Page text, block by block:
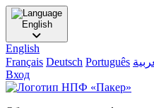
English
English
Français Deutsch Português
Вход